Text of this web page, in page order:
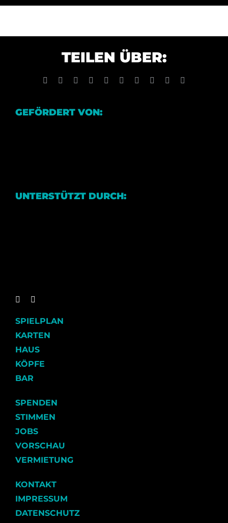
TEILEN ÜBER:
Facebook Reddit LinkedInWhatsApp
TumblrPinterest Xing
GEFÖRDERT VON:
UNTERSTÜTZT DURCH:
SPIELPLAN
KARTEN
HAUS
KÖPFE
BAR
SPENDEN
STIMMEN
JOBS
VORSCHAU
VERMIETUNG
KONTAKT
IMPRESSUM
DATENSCHUTZ